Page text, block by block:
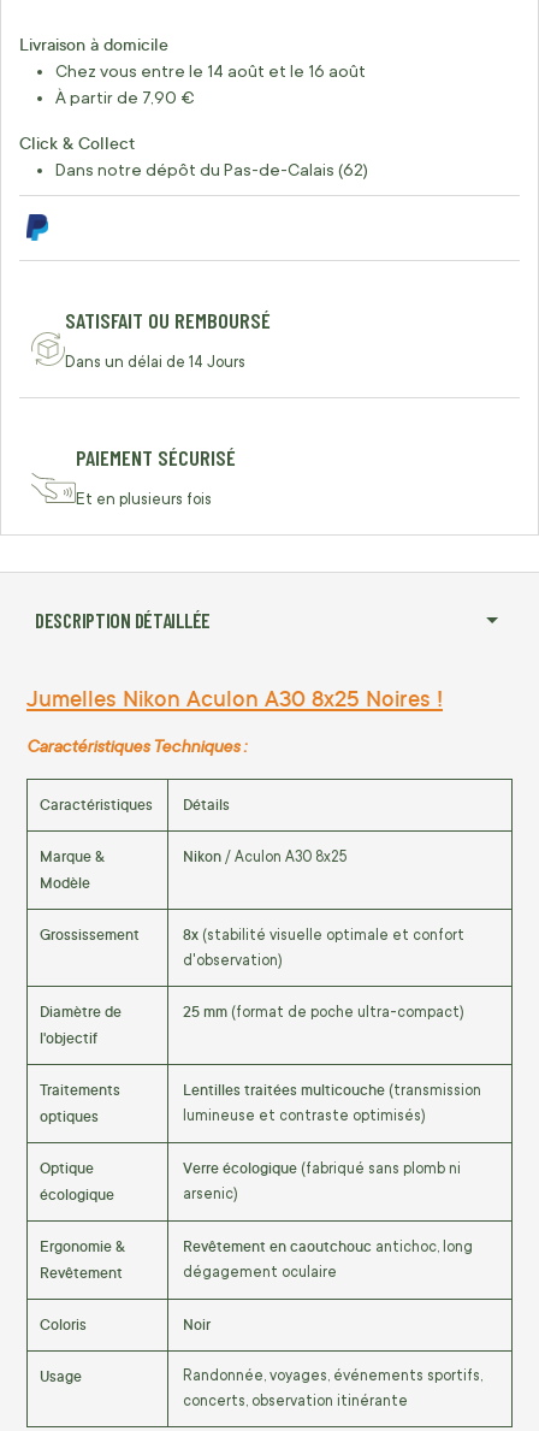
Livraison à domicile
Chez vous entre le 14 août et le 16 août
À partir de 7,90 €
Click & Collect
Dans notre dépôt du Pas-de-Calais (62)
SATISFAIT OU REMBOURSÉ
Dans un délai de 14 Jours
PAIEMENT SÉCURISÉ
Et en plusieurs fois
DESCRIPTION DÉTAILLÉE
Jumelles Nikon Aculon A30 8x25 Noires !
Caractéristiques Techniques :
Caractéristiques Détails
Marque &
Modèle
Nikon / Aculon A30 8x25
Grossissement 8x (stabilité visuelle optimale et confort
d'observation)
Diamètre de
l'objectif
25 mm (format de poche ultra-compact)
Traitements
optiques
Lentilles traitées multicouche (transmission
lumineuse et contraste optimisés)
Optique
écologique
Verre écologique (fabriqué sans plomb ni
arsenic)
Ergonomie &
Revêtement
Revêtement en caoutchouc antichoc, long
dégagement oculaire
Coloris Noir
Usage
Randonnée, voyages, événements sportifs,
concerts, observation itinérante